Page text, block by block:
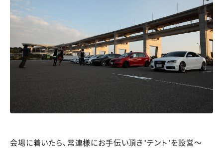
会場に着いたら、常連様にお手伝い頂き"テント"を設営～